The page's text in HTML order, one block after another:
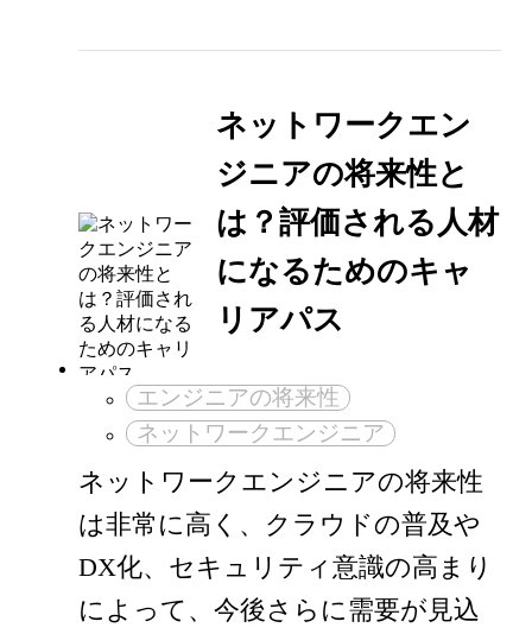
ネットワークエン
ジニアの将来性と
は？評価される人材
になるためのキャ
リアパス
エンジニアの将来性
ネットワークエンジニア
ネットワークエンジニアの将来性
は非常に高く、クラウドの普及や
DX化、セキュリティ意識の高まり
によって、今後さらに需要が見込